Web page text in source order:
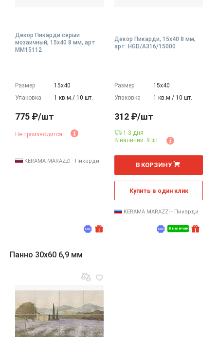
Декор Пикарди серый
мозаичный, 15x40 8 мм, арт.
MM15112
Размер
15х40
Упаковка
1 кв.м./ 10 шт.
775 ₽/шт
Не производится
KERAMA MARAZZI - Пикарди
Декор Пикарди, 15x40 8 мм,
арт. HGD/A316/15000
Размер
15х40
Упаковка
1 кв.м./ 10 шт.
В наличии
312 ₽/шт
1-3 дня
В наличии: 9 шт
шт
В КОРЗИНУ
Купить в один клик
KERAMA MARAZZI - Пикарди
Панно 30x60 6,9 мм